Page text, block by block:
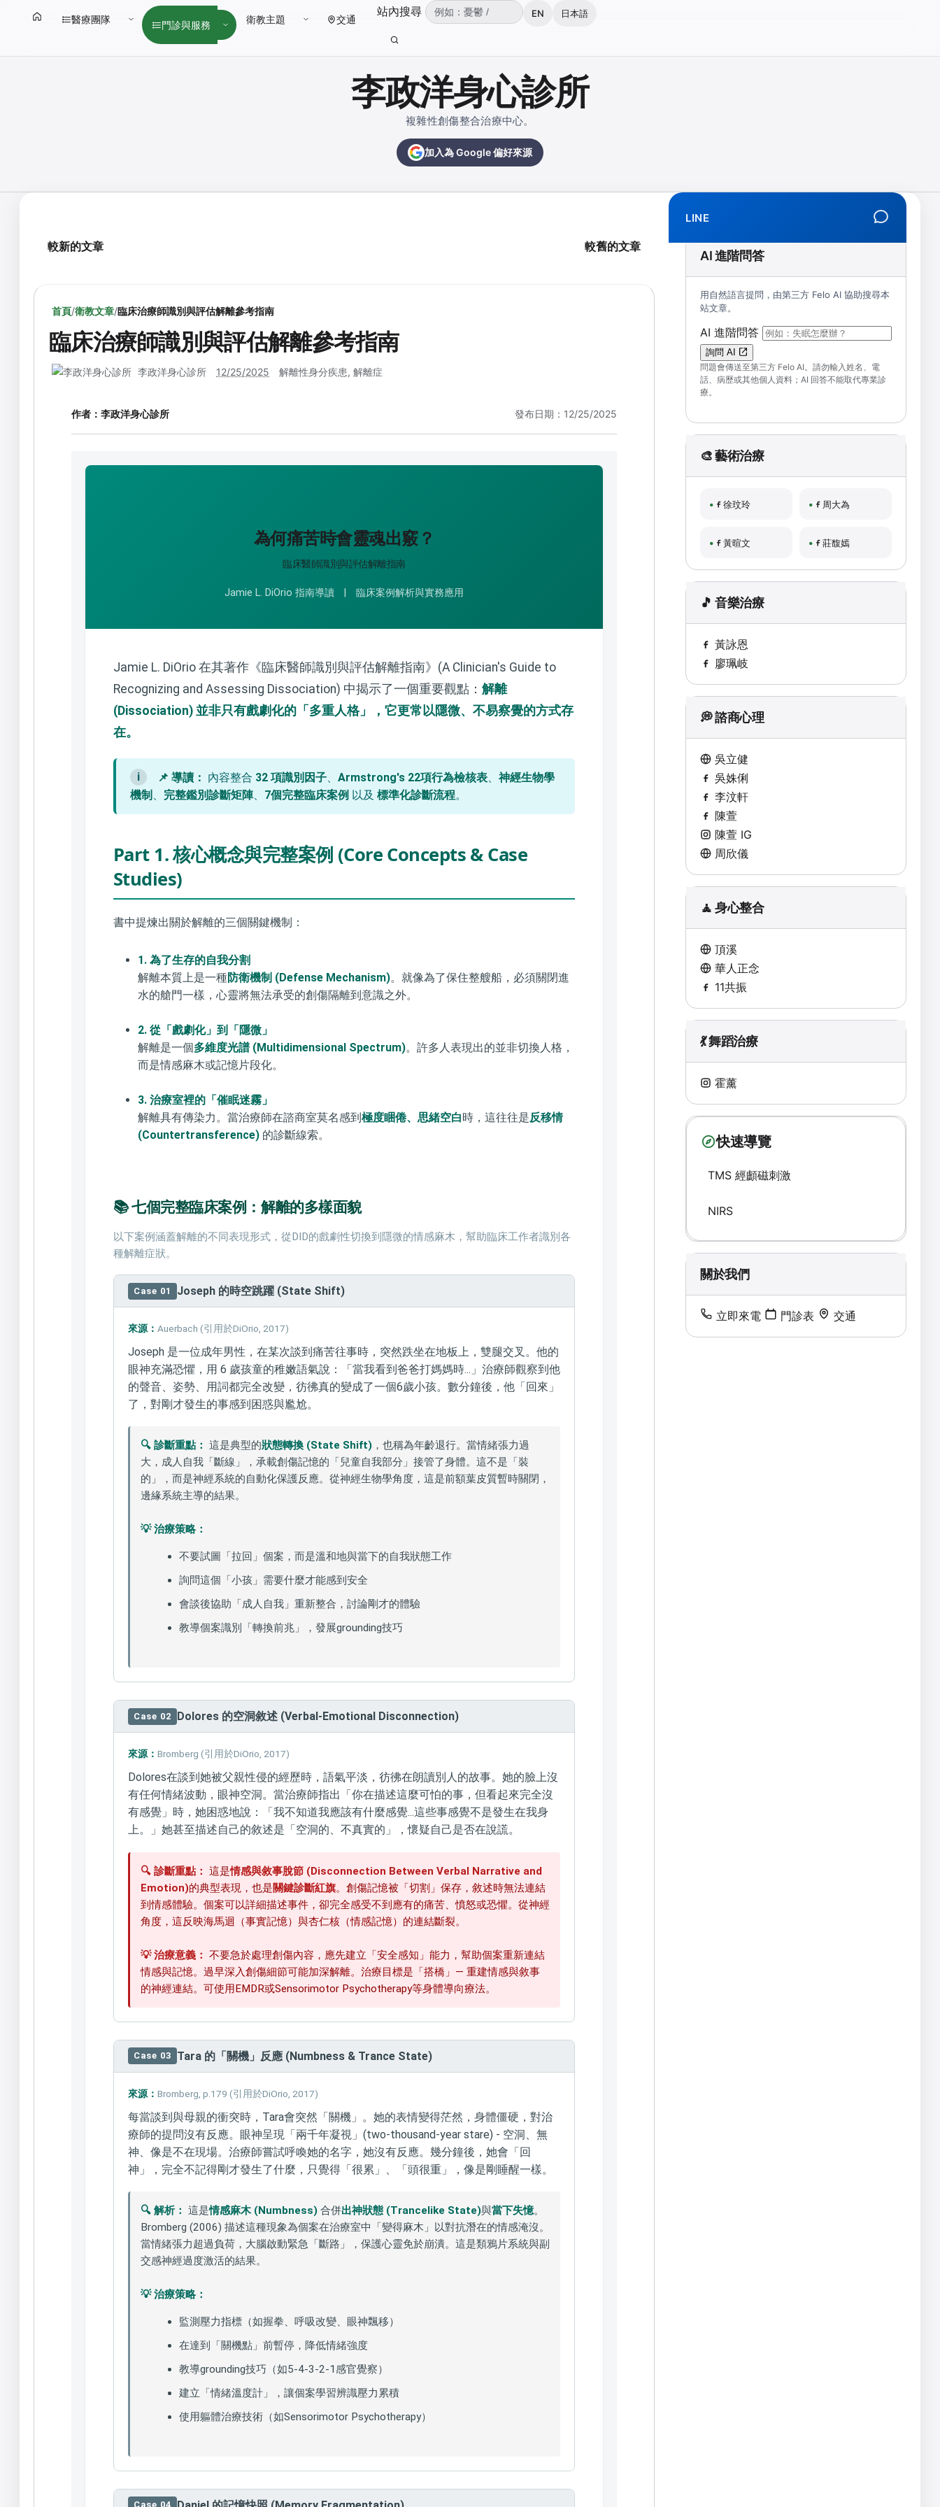
醫療團隊 門診與服務 衛教主題 交通
站內搜尋 （可輸入：憂鬱、焦慮、失眠、ADHD、雙相、拒學、創傷、解離、EMDR、TMS、NIRS、預約）
EN 日本語
李政洋身心診所
複雜性創傷整合治療中心。
加入為 Google 偏好來源
較新的文章 較舊的文章
首頁/衛教文章/臨床治療師識別與評估解離參考指南
臨床治療師識別與評估解離參考指南
李政洋身心診所 12/25/2025 解離性身分疾患, 解離症
作者： 李政洋身心診所 發布日期：12/25/2025
為何痛苦時會靈魂出竅？
臨床醫師識別與評估解離指南
Jamie L. DiOrio 指南導讀 臨床案例解析與實務應用
Jamie L. DiOrio 在其著作《臨床醫師識別與評估解離指南》(A Clinician's Guide to
Recognizing and Assessing Dissociation) 中揭示了一個重要觀點： 解離
(Dissociation) 並非只有戲劇化的「多重人格」，它更常以隱微、不易察覺的方式存
在。
i 📌 導讀： 內容整合 32 項識別因子、 Armstrong's 22項行為檢核表、 神經生物學
機制 、 完整鑑別診斷矩陣、 7個完整臨床案例 以及 標準化診斷流程。
Part 1. 核心概念與完整案例 (Core Concepts & Case
Studies)
書中提煉出關於解離的三個關鍵機制：
1. 為了生存的自我分割
解離本質上是一種防衛機制 (Defense Mechanism)。就像為了保住整艘船，必須關閉進
水的艙門一樣，心靈將無法承受的創傷隔離到意識之外。
2. 從「戲劇化」到「隱微」
解離是一個多維度光譜 (Multidimensional Spectrum)。許多人表現出的並非切換人格，
而是情感麻木或記憶片段化。
3. 治療室裡的「催眠迷霧」
解離具有傳染力。當治療師在諮商室莫名感到極度睏倦、思緒空白時，這往往是反移情
(Countertransference) 的診斷線索。
📚 七個完整臨床案例：解離的多樣面貌
以下案例涵蓋解離的不同表現形式，從DID的戲劇性切換到隱微的情感麻木，幫助臨床工作者識別各
種解離症狀。
Case 01 Joseph 的時空跳躍 (State Shift)
來源： Auerbach (引用於DiOrio, 2017)
Joseph 是一位成年男性，在某次談到痛苦往事時，突然跌坐在地板上，雙腿交叉。他的
眼神充滿恐懼，用 6 歲孩童的稚嫩語氣說：「當我看到爸爸打媽媽時...」治療師觀察到他
的聲音、姿勢、用詞都完全改變，彷彿真的變成了一個6歲小孩。數分鐘後，他「回來」
了，對剛才發生的事感到困惑與尷尬。
🔍 診斷重點： 這是典型的狀態轉換 (State Shift) ，也稱為年齡退行。當情緒張力過
大，成人自我「斷線」，承載創傷記憶的「兒童自我部分」接管了身體。這不是「裝
的」，而是神經系統的自動化保護反應。從神經生物學角度，這是前額葉皮質暫時關閉，
邊緣系統主導的結果。
💡 治療策略：
不要試圖「拉回」個案，而是溫和地與當下的自我狀態工作
詢問這個「小孩」需要什麼才能感到安全
會談後協助「成人自我」重新整合，討論剛才的體驗
教導個案識別「轉換前兆」，發展grounding技巧
Case 02 Dolores 的空洞敘述 (Verbal-Emotional Disconnection)
來源： Bromberg (引用於DiOrio, 2017)
Dolores在談到她被父親性侵的經歷時，語氣平淡，彷彿在朗讀別人的故事。她的臉上沒
有任何情緒波動，眼神空洞。當治療師指出「你在描述這麼可怕的事，但看起來完全沒
有感覺」時，她困惑地說：「我不知道我應該有什麼感覺...這些事感覺不是發生在我身
上。」她甚至描述自己的敘述是「空洞的、不真實的」，懷疑自己是否在說謊。
🔍 診斷重點： 這是情感與敘事脫節 (Disconnection Between Verbal Narrative and
Emotion)的典型表現，也是關鍵診斷紅旗。創傷記憶被「切割」保存，敘述時無法連結
到情感體驗。個案可以詳細描述事件，卻完全感受不到應有的痛苦、憤怒或恐懼。從神經
角度，這反映海馬迴（事實記憶）與杏仁核（情感記憶）的連結斷裂。
💡 治療意義： 不要急於處理創傷內容，應先建立「安全感知」能力，幫助個案重新連結
情感與記憶。過早深入創傷細節可能加深解離。治療目標是「搭橋」— 重建情感與敘事
的神經連結。可使用EMDR或Sensorimotor Psychotherapy等身體導向療法。
Case 03 Tara 的「關機」反應 (Numbness & Trance State)
來源： Bromberg, p.179 (引用於DiOrio, 2017)
每當談到與母親的衝突時，Tara會突然「關機」。她的表情變得茫然，身體僵硬，對治
療師的提問沒有反應。眼神呈現「兩千年凝視」(two-thousand-year stare) - 空洞、無
神、像是不在現場。治療師嘗試呼喚她的名字，她沒有反應。幾分鐘後，她會「回
神」，完全不記得剛才發生了什麼，只覺得「很累」、「頭很重」，像是剛睡醒一樣。
🔍 解析： 這是情感麻木 (Numbness) 合併出神狀態 (Trancelike State)與當下失憶。
Bromberg (2006) 描述這種現象為個案在治療室中「變得麻木」以對抗潛在的情感淹沒。
當情緒張力超過負荷，大腦啟動緊急「斷路」，保護心靈免於崩潰。這是類鴉片系統與副
交感神經過度激活的結果。
💡 治療策略：
監測壓力指標（如握拳、呼吸改變、眼神飄移）
在達到「關機點」前暫停，降低情緒強度
教導grounding技巧（如5-4-3-2-1感官覺察）
建立「情緒溫度計」，讓個案學習辨識壓力累積
使用軀體治療技術（如Sensorimotor Psychotherapy）
Case 04
LINE
AI 進階問答
用自然語言提問，由第三方 Felo AI 協助搜尋本
站文章。
AI 進階問答 （可輸入自然語言問題；送出後會
詢問 AI
問題會傳送至第三方 Felo AI。請勿輸入姓名、電
話、病歷或其他個人資料；AI 回答不能取代專業診
療。
🎨 藝術治療
徐玟玲 周大為
黃暄文 莊馥嫣
🎵 音樂治療
黃詠恩
廖珮岐
💭 諮商心理
吳立健
吳姝俐
李汶軒
陳萱
陳萱 IG
周欣儀
🧘 身心整合
頂溪
華人正念
11共振
💃 舞蹈治療
霍薰
快速導覽
TMS 經顱磁刺激
NIRS
關於我們
立即來電 門診表 交通